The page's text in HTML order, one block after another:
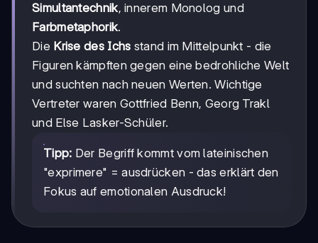
Simultantechnik, innerem Monolog und
Farbmetaphorik.
Die Krise des Ichs stand im Mittelpunkt - die
Figuren kämpften gegen eine bedrohliche Welt
und suchten nach neuen Werten. Wichtige
Vertreter waren Gottfried Benn, Georg Trakl
und Else Lasker-Schüler.
Tipp: Der Begriff kommt vom lateinischen
"exprimere" = ausdrücken - das erklärt den
Fokus auf emotionalen Ausdruck!